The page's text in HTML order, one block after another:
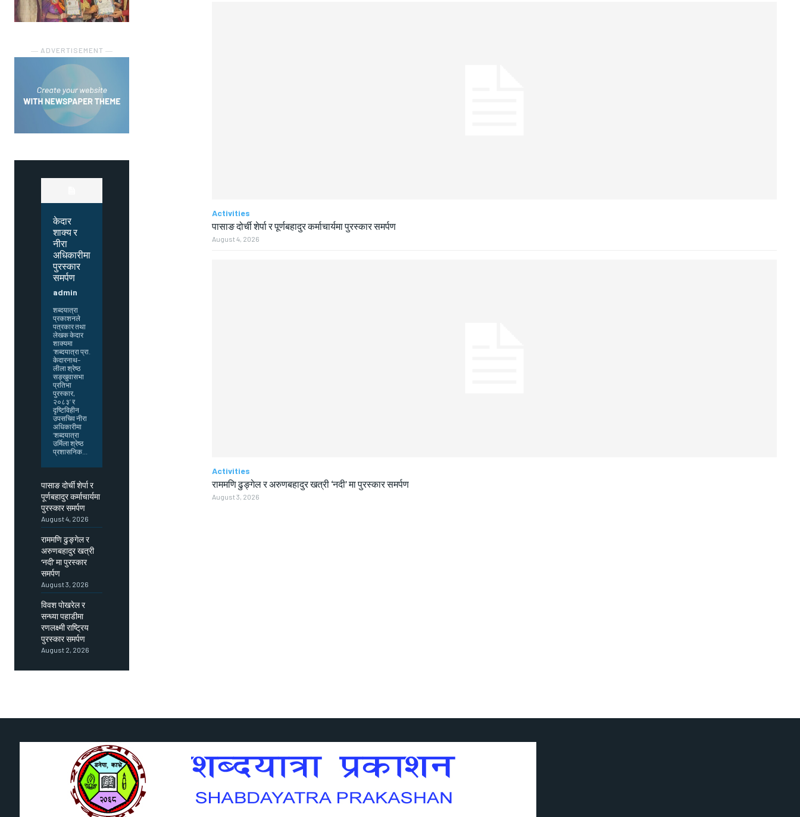
― ADVERTISEMENT ―
केदार
शाक्य र
नीरा
अधिकारीमा
पुरस्कार
समर्पण
admin
शब्दयात्रा
प्रकाशनले
पत्रकार तथा
लेखक केदार
शाक्यमा
‘शब्दयात्रा प्रा.
केदारनाथ–
लीला श्रेष्ठ
सङ्खुवासभा
प्रतिभा
पुरस्कार,
२०८३’ र
दृष्टिविहीन
उपसचिव नीरा
अधिकारीमा
‘शब्दयात्रा
उर्मिला श्रेष्ठ
प्रशासनिक...
पासाङ दोर्ची शेर्पा र
पूर्णबहादुर कर्माचार्यमा
पुरस्कार समर्पण
August 4, 2026
राममणि ढुङ्गेल र
अरुणबहादुर खत्री
‘नदी’ मा पुरस्कार
समर्पण
August 3, 2026
विवश पोखरेल र
सन्ध्या पहाडीमा
रणलक्ष्मी राष्ट्रिय
पुरस्कार समर्पण
August 2, 2026
Activities
पासाङ दोर्ची शेर्पा र पूर्णबहादुर कर्माचार्यमा पुरस्कार समर्पण
August 4, 2026
Activities
राममणि ढुङ्गेल र अरुणबहादुर खत्री ‘नदी’ मा पुरस्कार समर्पण
August 3, 2026